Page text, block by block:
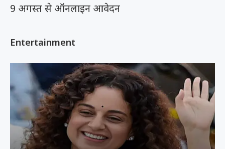
9 अगस्त से ऑनलाइन आवेदन
Entertainment